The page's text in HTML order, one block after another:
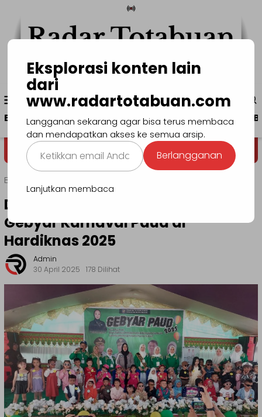
konten
Menu
Mobile
www.radartotabuan.com
Beranda Kotamobagu Bolmong Boltim
Dega' Niondon Selamat Datang di Situs
Beranda
Dinas Pendidikan Bolmong Gelar
Gebyar Karnaval Paud di
Hardiknas 2025
Admin
30 April 2025
178 Dilihat
Eksplorasi konten lain
dari
www.radartotabuan.com
Langganan sekarang agar bisa terus membaca
dan mendapatkan akses ke semua arsip.
Ketikkan
email
Anda...
Berlangganan
Lanjutkan membaca